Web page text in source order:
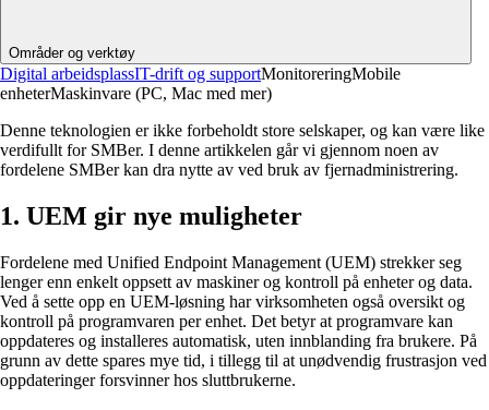
Områder og verktøy
Digital arbeidsplassIT-drift og supportMonitoreringMobile
enheterMaskinvare (PC, Mac med mer)
Denne teknologien er ikke forbeholdt store selskaper, og kan være like
verdifullt for SMBer. I denne artikkelen går vi gjennom noen av
fordelene SMBer kan dra nytte av ved bruk av fjernadministrering.
1. UEM gir nye muligheter
Fordelene med Unified Endpoint Management (UEM) strekker seg
lenger enn enkelt oppsett av maskiner og kontroll på enheter og data.
Ved å sette opp en UEM-løsning har virksomheten også oversikt og
kontroll på programvaren per enhet. Det betyr at programvare kan
oppdateres og installeres automatisk, uten innblanding fra brukere. På
grunn av dette spares mye tid, i tillegg til at unødvendig frustrasjon ved
oppdateringer forsvinner hos sluttbrukerne.